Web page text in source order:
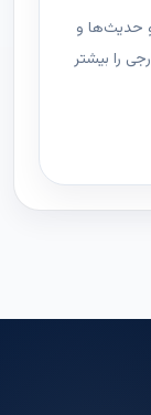
حدیث‌ها و
را بیشتر